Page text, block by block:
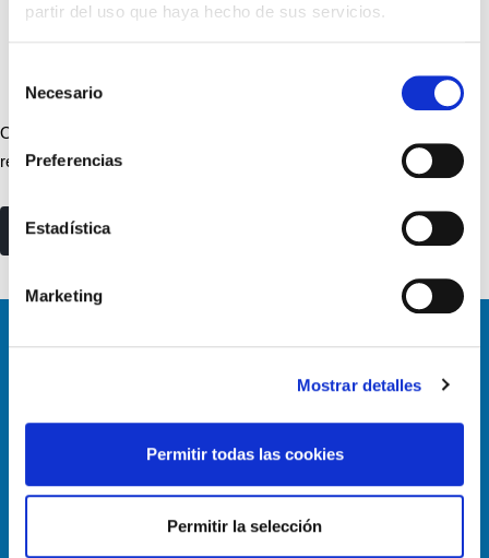
partir del uso que haya hecho de sus servicios.
consentimiento
Necesario
Preferencias
Estadística
Marketing
Mostrar detalles
Permitir todas las cookies
Permitir la selección
Obligación de facturar de los empresarios y profesionales: tienes
recogidos los supuestos en los que se debe emitir factura.
read more
Enlace útiles